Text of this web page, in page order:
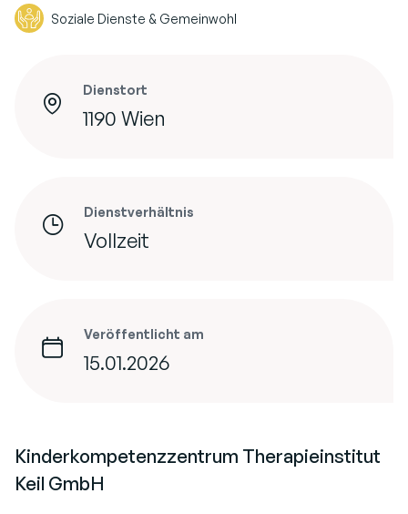
Soziale Dienste & Gemeinwohl
Dienstort
1190 Wien
Dienstverhältnis
Vollzeit
Veröffentlicht am
15.01.2026
Kinderkompetenzzentrum Therapieinstitut
Keil GmbH